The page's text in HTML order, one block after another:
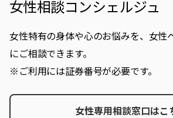
女性相談コンシェルジュ
女性特有の身体や心のお悩みを、女性
にご相談できます。
※ご利用には証券番号が必要です。
女性専用相談窓口はこ